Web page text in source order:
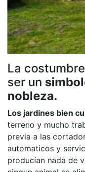
La
ser un
nobleza.
Los jardines bien
terreno y mucho
previa a las
automaticos y
producían nada de